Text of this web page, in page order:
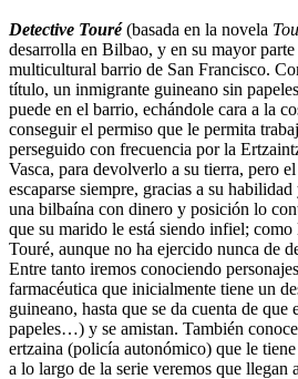
Detective Touré(basada en la novela
desarrolla en Bilbao, y en su mayor
multicultural barrio de San Francisco.
título, un inmigrante guineano sin
puede en el barrio, echándole cara a la
conseguir el permiso que le permita
perseguido con frecuencia por la
Vasca, para devolverlo a su tierra, pero
escaparse siempre, gracias a su
una bilbaína con dinero y posición lo
que su marido le está siendo infiel;
Touré, aunque no ha ejercido nunca de
Entre tanto iremos conociendo
farmacéutica que inicialmente tiene un
guineano, hasta que se da cuenta de que
papeles…) y se amistan. También
ertzaina (policía autonómico) que le
a lo largo de la serie veremos que llegan